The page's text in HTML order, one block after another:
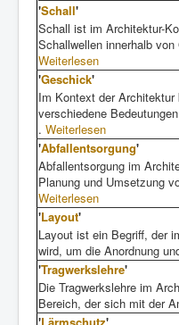
'Schall'
Schall ist im Architektur-
Schallwellen innerhalb
Weiterlesen
'Geschick'
Im Kontext der
verschiedene
. Weiterlesen
'Abfallentsorgung'
Abfallentsorgung im
Planung und Umsetzung
Weiterlesen
'Layout'
Layout ist ein Begriff, der
wird, um die Anordnung
'Tragwerkslehre'
Die Tragwerkslehre im
Bereich, der sich mit der
'Lärmschutz'